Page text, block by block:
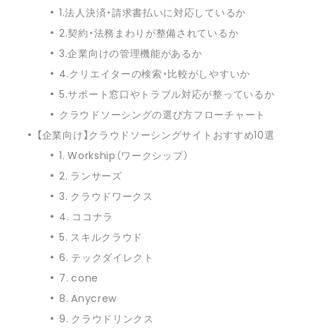
1.法人決済・請求書払いに対応しているか
2.契約・法務まわりが整備されているか
3.企業向けの管理機能があるか
4.クリエイターの検索・比較がしやすいか
5.サポート窓口やトラブル対応が整っているか
クラウドソーシングの選び方フローチャート
【企業向け】クラウドソーシングサイトおすすめ10選
1. Workship（ワークシップ）
2. ランサーズ
3. クラウドワークス
4. ココナラ
5. スキルクラウド
6. テックダイレクト
7. cone
8. Anycrew
9. クラウドリンクス